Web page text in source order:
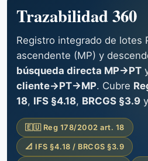
Trazabilidad 360
Registro integrado de lotes
ascendente (MP) y
búsqueda directa MP→PT
cliente→PT→MP. Cubre
18, IFS §4.18, BRCGS §3.9 y
🇪🇺 Reg 178/2002 art. 18
📐 IFS §4.18 / BRCGS §3.9